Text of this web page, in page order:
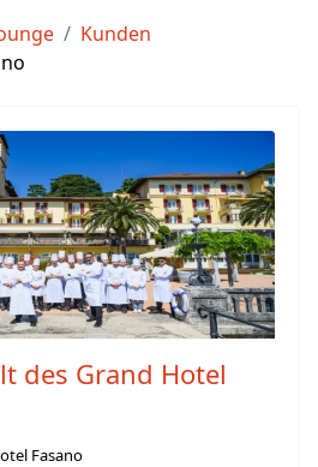
Kunden
des Grand Hotel
Fasano